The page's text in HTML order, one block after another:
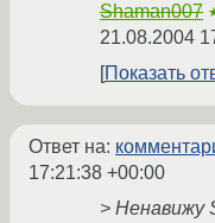
Shaman007
21.08.2004
Показать
Ответ на:
17:21:38 +00:00
> Ненавижу